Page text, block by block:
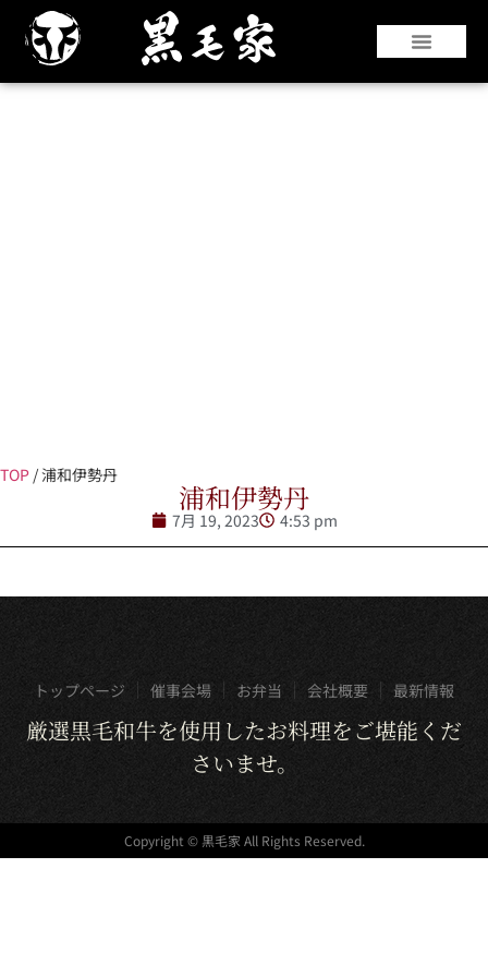
TOP /浦和伊勢丹
浦和伊勢丹
7月 19, 2023 4:53 pm
トップページ 催事会場 お弁当 会社概要 最新情報
厳選黒毛和牛を使用したお料理をご堪能くだ
さいませ。
Copyright © 黒毛家 All Rights Reserved.